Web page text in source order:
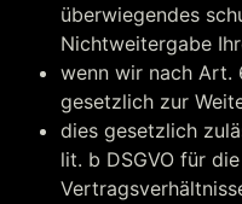
überwiegendes
Nichtweitergabe
wenn wir nach Art.
gesetzlich zur
dies gesetzlich
lit. b DSGVO für